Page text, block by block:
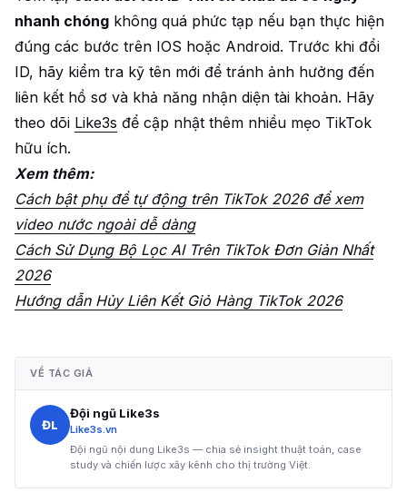
nhanh chóng không quá phức tạp nếu bạn thực hiện
đúng các bước trên IOS hoặc Android. Trước khi đổi
ID, hãy kiểm tra kỹ tên mới để tránh ảnh hưởng đến
liên kết hồ sơ và khả năng nhận diện tài khoản. Hãy
theo dõi Like3s để cập nhật thêm nhiều mẹo TikTok
hữu ích.
Xem thêm:
Cách bật phụ đề tự động trên TikTok 2026 để xem
video nước ngoài dễ dàng
Cách Sử Dụng Bộ Lọc AI Trên TikTok Đơn Giản Nhất
2026
Hướng dẫn Hủy Liên Kết Giỏ Hàng TikTok 2026
VỀ TÁC GIẢ
ĐL
Đội ngũ Like3s
Like3s.vn
Đội ngũ nội dung Like3s — chia sẻ insight thuật toán, case
study và chiến lược xây kênh cho thị trường Việt.